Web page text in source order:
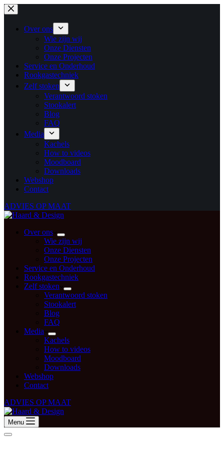
Ga
naar
inhoud
Over ons
Wie zijn wij
Onze Diensten
Onze Projecten
Service en Onderhoud
Rookgastechniek
Zelf stoken
Verantwoord stoken
Stookalert
Blog
FAQ
Media
Kachels
How to videos
Moodboard
Downloads
Webshop
Contact
ADVIES OP MAAT
Over ons
Wie zijn wij
Onze Diensten
Onze Projecten
Service en Onderhoud
Rookgastechniek
Zelf stoken
Verantwoord stoken
Stookalert
Blog
FAQ
Media
Kachels
How to videos
Moodboard
Downloads
Webshop
Contact
ADVIES OP MAAT
Menu